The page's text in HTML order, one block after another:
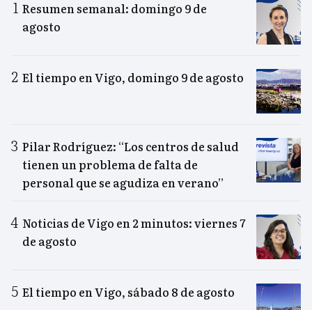
Resumen semanal: domingo 9 de
agosto
El tiempo en Vigo, domingo 9 de agosto
Pilar Rodríguez: “Los centros de salud
tienen un problema de falta de
personal que se agudiza en verano”
Noticias de Vigo en 2 minutos: viernes 7
de agosto
El tiempo en Vigo, sábado 8 de agosto